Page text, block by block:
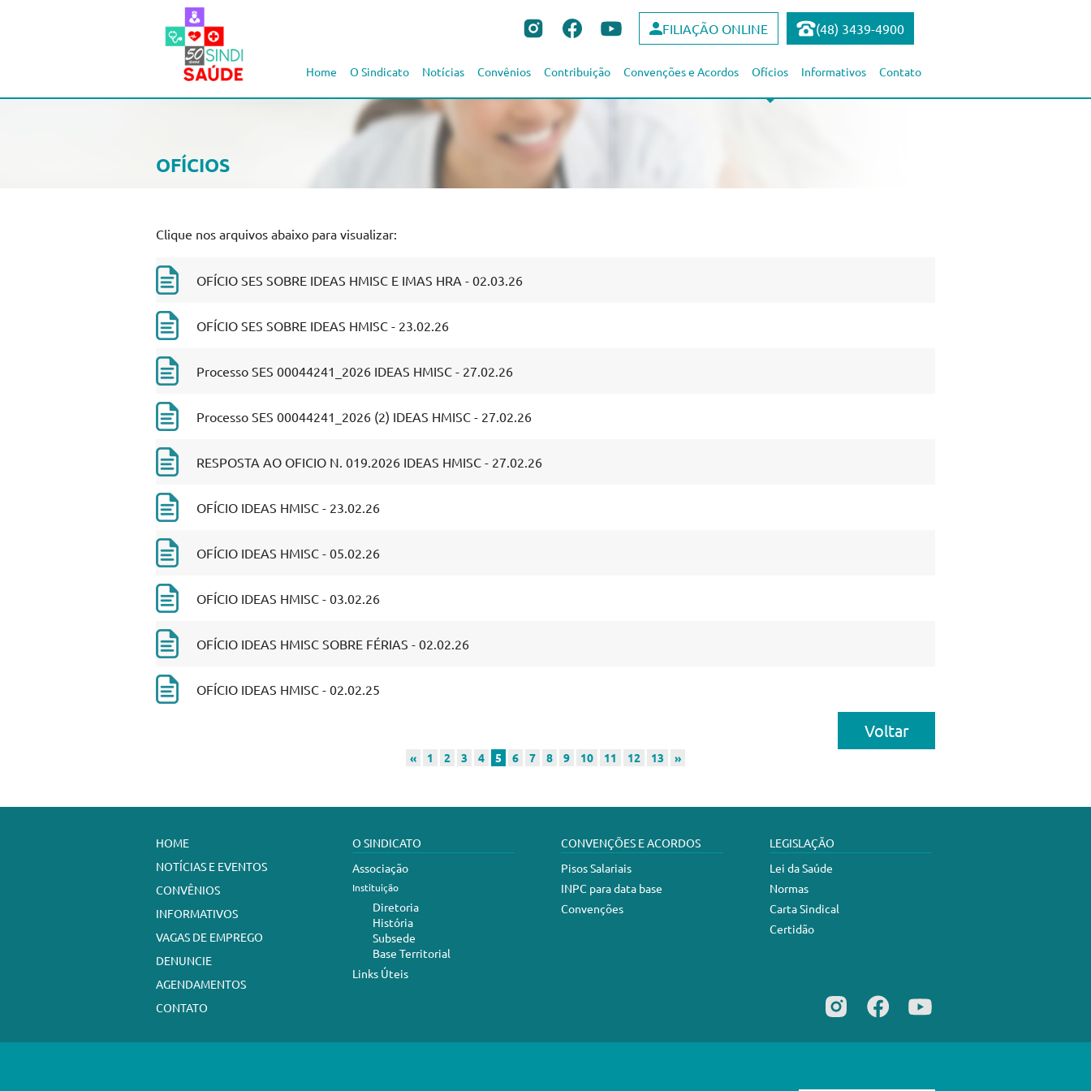
(48) 3439-4900
FILIAÇÃO ONLINE
Contato
Informativos
Ofícios
Convenções e Acordos
Contribuição
Convênios
Notícias
O Sindicato
Home
OFÍCIOS
Clique nos arquivos abaixo para visualizar:
OFÍCIO SES SOBRE IDEAS HMISC E IMAS HRA - 02.03.26
OFÍCIO SES SOBRE IDEAS HMISC - 23.02.26
Processo SES 00044241_2026 IDEAS HMISC - 27.02.26
Processo SES 00044241_2026 (2) IDEAS HMISC - 27.02.26
RESPOSTA AO OFICIO N. 019.2026 IDEAS HMISC - 27.02.26
OFÍCIO IDEAS HMISC - 23.02.26
OFÍCIO IDEAS HMISC - 05.02.26
OFÍCIO IDEAS HMISC - 03.02.26
OFÍCIO IDEAS HMISC SOBRE FÉRIAS - 02.02.26
OFÍCIO IDEAS HMISC - 02.02.25
Voltar
« 1 2 3 4 5 6 7 8 9 10 11 12 13 »
HOME
NOTÍCIAS E EVENTOS
CONVÊNIOS
INFORMATIVOS
VAGAS DE EMPREGO
DENUNCIE
AGENDAMENTOS
CONTATO
O SINDICATO
Associação
Instituição
Diretoria
História
Subsede
Base Territorial
Links Úteis
CONVENÇÕES E ACORDOS
Pisos Salariais
INPC para data base
Convenções
LEGISLAÇÃO
Lei da Saúde
Normas
Carta Sindical
Certidão
Desenvolvimento